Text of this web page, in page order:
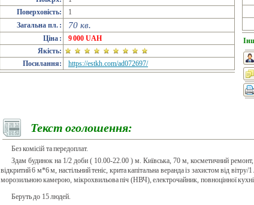
Поверховість:
1
Загальна пл. :
70 кв.
Ціна :
9 000 UAH
Якість:
Посилання:
https://estkh.com/ad072697/
Текст оголошення:
Без комісій та передоплат.
Здам будинок на 1/2 доби ( 10.00-22.00 ) м. Київська, 70 м, косметичний
відкритий 6 м*6 м, настільний теніс, крита капітальна веранда із захистом від
морозильною камерою, мікрохвильова піч (НВЧ), електрочайник, повноцінної
Беруть до 15 людей.